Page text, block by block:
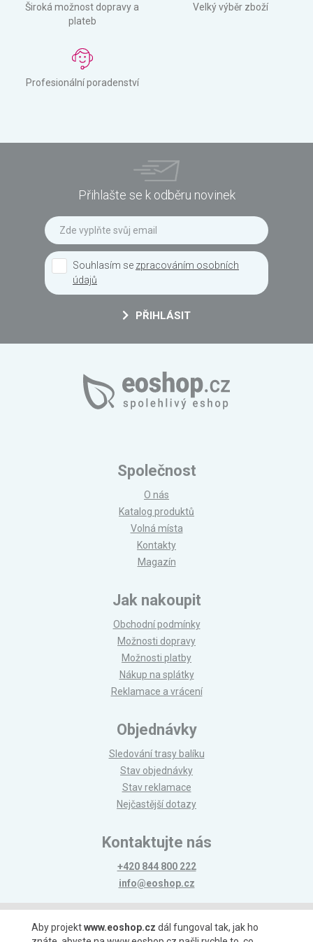
Široká možnost dopravy a
plateb
Velký výběr zboží
Profesionální poradenství
Přihlašte se k odběru novinek
Souhlasím se zpracováním osobních
údajů
PŘIHLÁSIT
Společnost
O nás
Katalog produktů
Volná místa
Kontakty
Magazín
Jak nakoupit
Obchodní podmínky
Možnosti dopravy
Možnosti platby
Nákup na splátky
Reklamace a vrácení
Objednávky
Sledování trasy balíku
Stav objednávky
Stav reklamace
Nejčastější dotazy
Kontaktujte nás
+420 844 800 222
info@eoshop.cz
Možnosti platby
Aby projektwww.eoshop.cz dál fungoval tak, jak ho